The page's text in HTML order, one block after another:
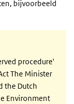
bijvoorbeeld
procedure'
The Minister
the Dutch
Environment